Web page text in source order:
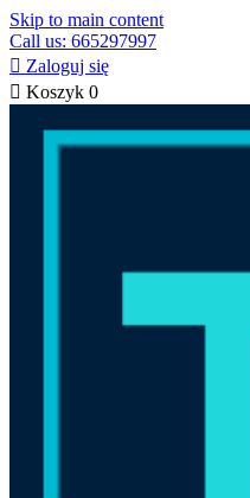
Skip to main content
Call us: 665297997
 Zaloguj się
 Koszyk 0